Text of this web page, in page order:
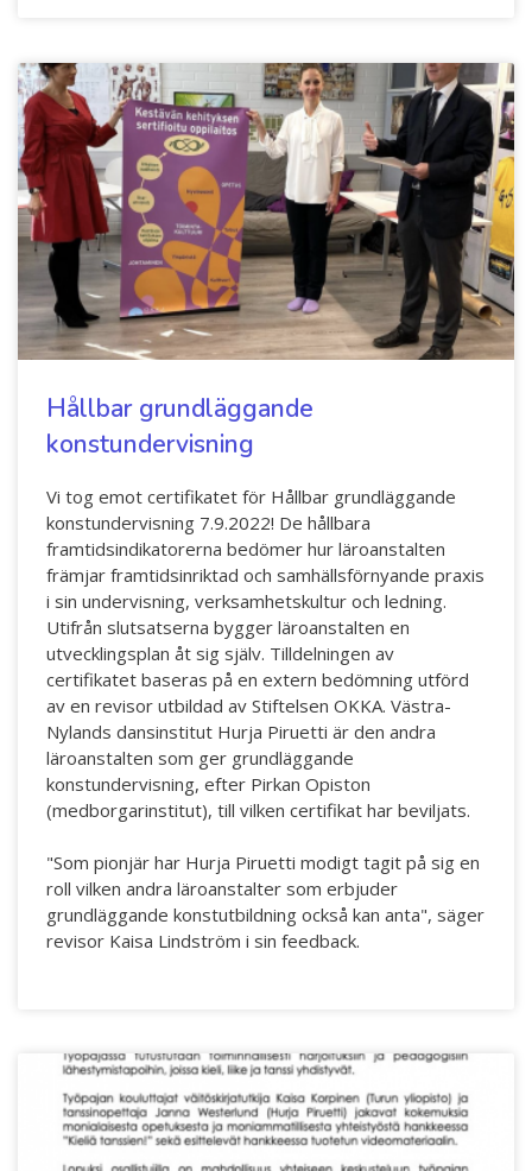
Hållbar grundläggande
konstundervisning
Vi tog emot certifikatet för Hållbar grundläggande
konstundervisning 7.9.2022! De hållbara
framtidsindikatorerna bedömer hur läroanstalten
främjar framtidsinriktad och samhällsförnyande praxis
i sin undervisning, verksamhetskultur och ledning.
Utifrån slutsatserna bygger läroanstalten en
utvecklingsplan åt sig själv. Tilldelningen av
certifikatet baseras på en extern bedömning utförd
av en revisor utbildad av Stiftelsen OKKA. Västra-
Nylands dansinstitut Hurja Piruetti är den andra
läroanstalten som ger grundläggande
konstundervisning, efter Pirkan Opiston
(medborgarinstitut), till vilken certifikat har beviljats.
"Som pionjär har Hurja Piruetti modigt tagit på sig en
roll vilken andra läroanstalter som erbjuder
grundläggande konstutbildning också kan anta", säger
revisor Kaisa Lindström i sin feedback.